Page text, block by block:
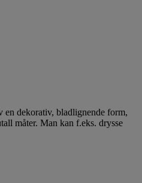
en dekorativ, bladlignende form,
måter. Man kan f.eks. drysse